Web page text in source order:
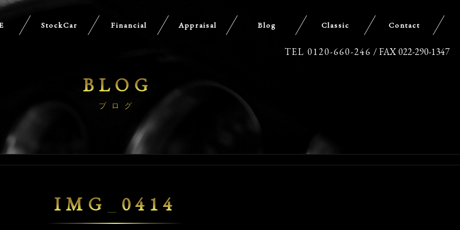
TEL 0120-660-246 / FAX 022-290-1347
StockCar Financial Appraisal Blog Classic Contact
BLOG
ブログ
IMG_0414